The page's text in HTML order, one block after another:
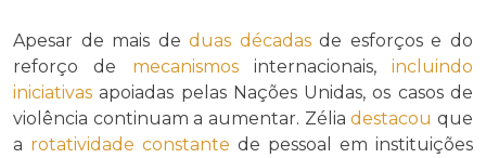
Apesar de mais deduas décadasde esforços e do
reforço de mecanismosinternacionais, incluindo
iniciativas apoiadas pelas Nações Unidas, os casos de
violência continuam a aumentar. Zéliadestacou que
a rotatividade constante de pessoal em instituições